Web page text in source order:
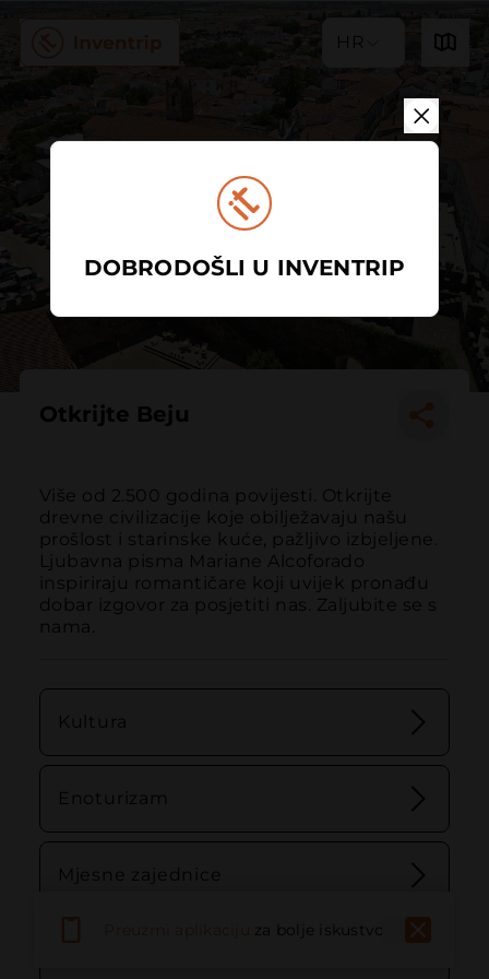
HR
Otkrijte Beju
Više od 2.500 godina povijesti. Otkrijte
drevne civilizacije koje obilježavaju našu
prošlost i starinske kuće, pažljivo izbjeljene.
Ljubavna pisma Mariane Alcoforado
inspiriraju romantičare koji uvijek pronađu
dobar izgovor za posjetiti nas. Zaljubite se s
nama.
Kultura
Enoturizam
Mjesne zajednice
za bolje iskustvo
DOBRODOŠLI U INVENTRIP